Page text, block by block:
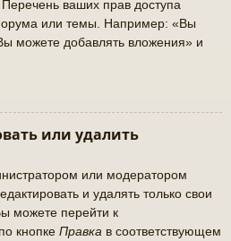
ваших прав доступа
или темы. Например: «Вы
можете добавлять вложения» и
или удалить
или модератором
и удалять только свои
можете перейти к
кнопке Правка в соответствующем